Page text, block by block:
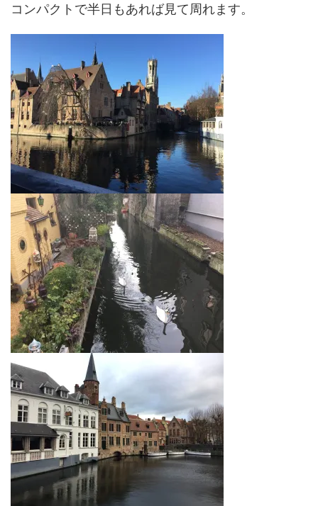
コンパクトで半日もあれば見て周れます。